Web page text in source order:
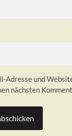
Adresse und
nächsten